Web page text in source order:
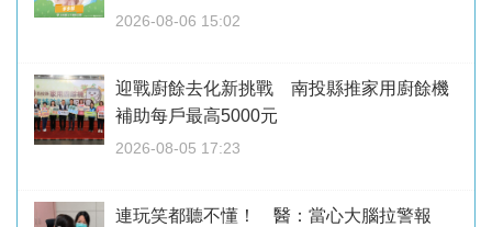
2026-08-06 15:02
迎戰廚餘去化新挑戰 南投縣推家用廚餘機
補助每戶最高5000元
2026-08-05 17:23
連玩笑都聽不懂！ 醫：當心大腦拉警報